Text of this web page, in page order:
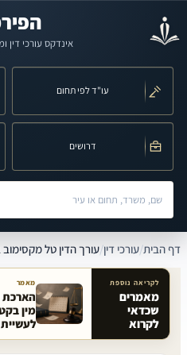
אינדקס עורכי דין
עו"ד לפי תחום
דרושים
חיפוש לפי שם, משרד, תחום משפט
הדין טל מקסימוב בהט
דף הבית/עורכי דין/עורך הדין טל
מאמרים קשורים באתר
לקריאה נוספת
מאמרים
שכדאי
לקרוא
מאמר
הארכת
מין